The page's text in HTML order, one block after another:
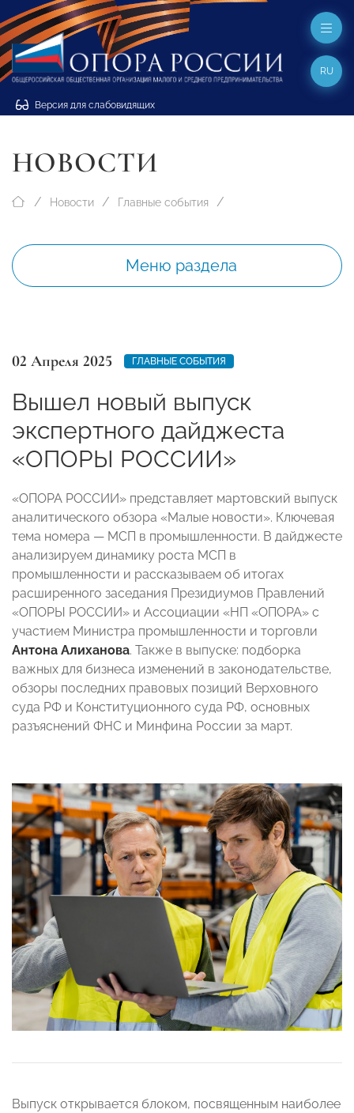
Версия для слабовидящих
RU
НОВОСТИ
Новости Главные события
Меню раздела
02 Апреля 2025 ГЛАВНЫЕ СОБЫТИЯ
Вышел новый выпуск
экспертного дайджеста
«ОПОРЫ РОССИИ»
«ОПОРА РОССИИ» представляет мартовский выпуск
аналитического обзора «Малые новости». Ключевая
тема номера — МСП в промышленности. В дайджесте
анализируем динамику роста МСП в
промышленности и рассказываем об итогах
расширенного заседания Президиумов Правлений
«ОПОРЫ РОССИИ» и Ассоциации «НП «ОПОРА» с
участием Министра промышленности и торговли
Антона Алиханова. Также в выпуске: подборка
важных для бизнеса изменений в законодательстве,
обзоры последних правовых позиций Верховного
суда РФ и Конституционного суда РФ, основных
разъяснений ФНС и Минфина России за март.
Выпуск открывается блоком, посвященным наиболее